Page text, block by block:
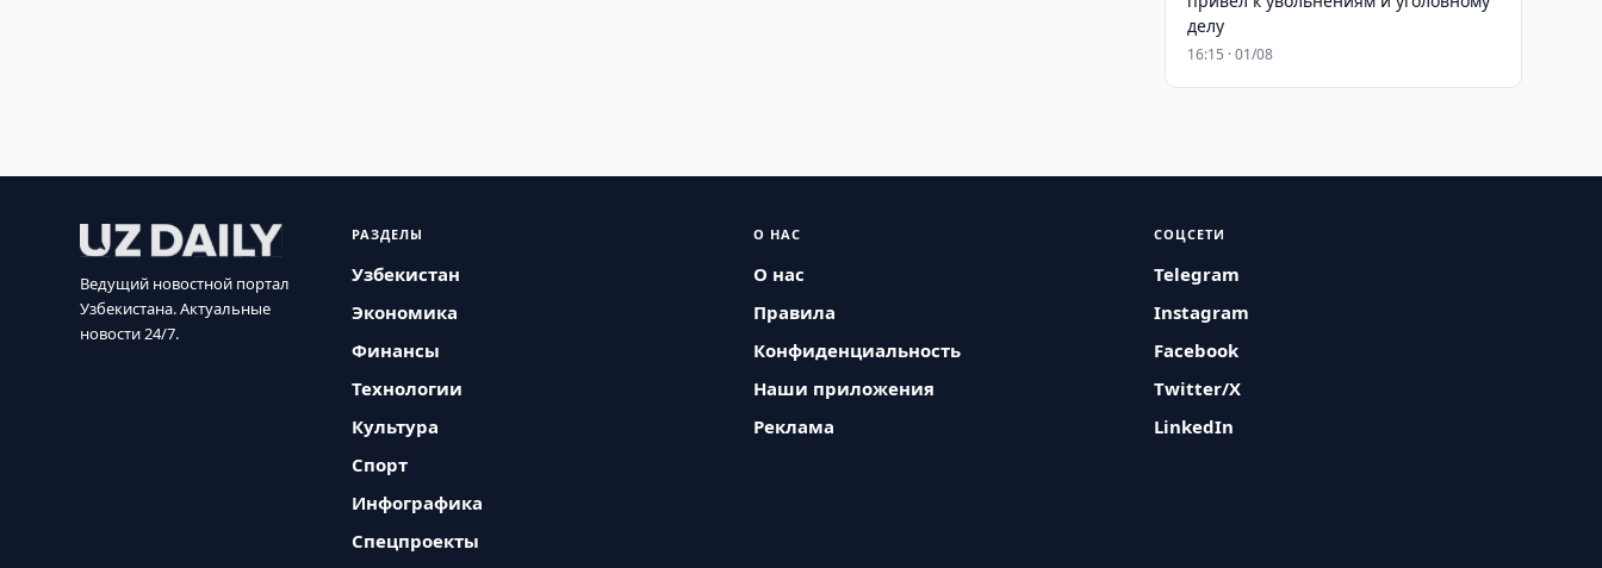
делу
16:15 · 01/08
Ведущий новостной портал
Узбекистана. Актуальные
новости 24/7.
РАЗДЕЛЫ
Узбекистан
Экономика
Финансы
Технологии
Культура
Спорт
Инфографика
Спецпроекты
О НАС
О нас
Правила
Конфиденциальность
Наши приложения
Реклама
СОЦСЕТИ
Telegram
Instagram
Facebook
Twitter/X
LinkedIn